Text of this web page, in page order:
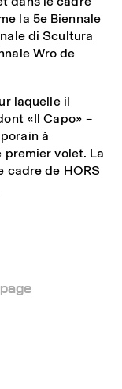
la 5e Biennale
di Scultura
Wro de
laquelle il
«Il Capo» –
à
premier volet. La
cadre de HORS